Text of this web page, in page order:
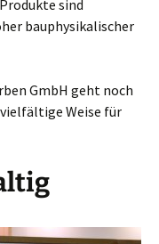
sind
bauphysikalischer
GmbH geht noch
Weise für